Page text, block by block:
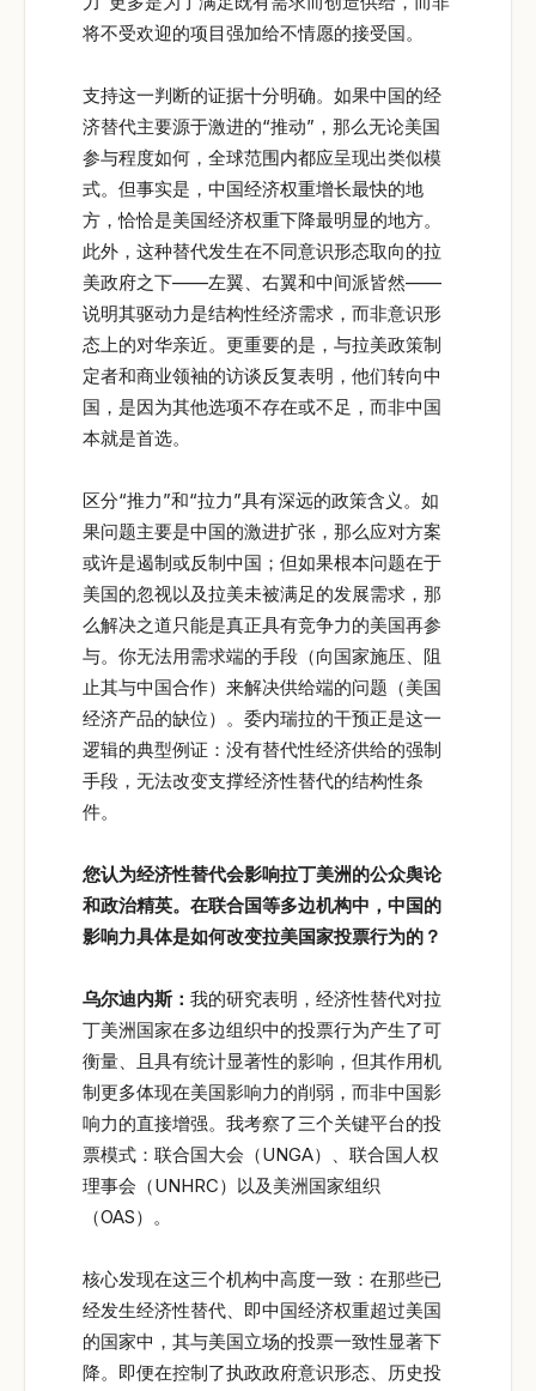
将不受欢迎的项目强加给不情愿的接受国。
支持这一判断的证据十分明确。如果中国的经
济替代主要源于激进的“推动”，那么无论美国
参与程度如何，全球范围内都应呈现出类似模
式。但事实是，中国经济权重增长最快的地
方，恰恰是美国经济权重下降最明显的地方。
此外，这种替代发生在不同意识形态取向的拉
美政府之下——左翼、右翼和中间派皆然——
说明其驱动力是结构性经济需求，而非意识形
态上的对华亲近。更重要的是，与拉美政策制
定者和商业领袖的访谈反复表明，他们转向中
国，是因为其他选项不存在或不足，而非中国
本就是首选。
区分“推力”和“拉力”具有深远的政策含义。如
果问题主要是中国的激进扩张，那么应对方案
或许是遏制或反制中国；但如果根本问题在于
美国的忽视以及拉美未被满足的发展需求，那
么解决之道只能是真正具有竞争力的美国再参
与。你无法用需求端的手段（向国家施压、阻
止其与中国合作）来解决供给端的问题（美国
经济产品的缺位）。委内瑞拉的干预正是这一
逻辑的典型例证：没有替代性经济供给的强制
手段，无法改变支撑经济性替代的结构性条
件。
您认为经济性替代会影响拉丁美洲的公众舆论
和政治精英。在联合国等多边机构中，中国的
影响力具体是如何改变拉美国家投票行为的？
乌尔迪内斯： 我的研究表明，经济性替代对拉
丁美洲国家在多边组织中的投票行为产生了可
衡量、且具有统计显著性的影响，但其作用机
制更多体现在美国影响力的削弱，而非中国影
响力的直接增强。我考察了三个关键平台的投
票模式：联合国大会（UNGA）、联合国人权
理事会（UNHRC）以及美洲国家组织
（OAS）。
核心发现在这三个机构中高度一致：在那些已
经发生经济性替代、即中国经济权重超过美国
的国家中，其与美国立场的投票一致性显著下
降。即便在控制了执政政府意识形态、历史投